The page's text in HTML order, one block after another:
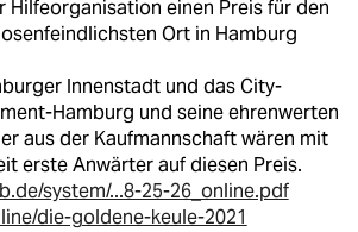
Hilfeorganisation einen Preis für den
Ort in Hamburg
Innenstadt und das City-
Hamburg und seine ehrenwerten
aus der Kaufmannschaft wären mit
erste Anwärter auf diesen Preis.
system/...8-25-26_online.pdf
die-goldene-keule-2021